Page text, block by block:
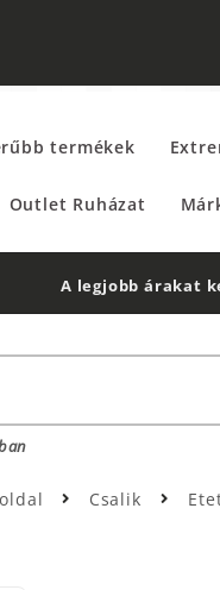
termékek
Outlet Ruházat
A legjobb árakat
Csalik